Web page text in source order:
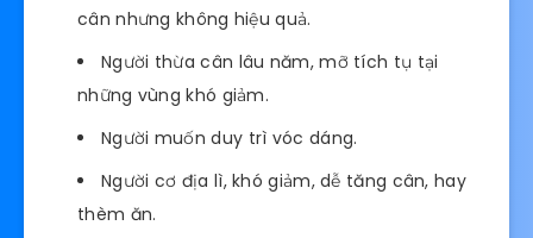
cân nhưng không hiệu quả.
Người thừa cân lâu năm, mỡ tích tụ tại
những vùng khó giảm.
Người muốn duy trì vóc dáng.
Người cơ địa lì, khó giảm, dễ tăng cân, hay
thèm ăn.